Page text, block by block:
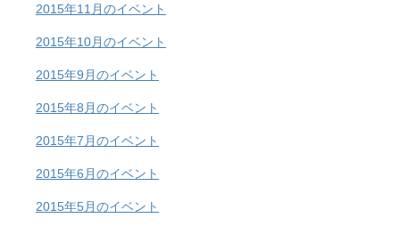
2015年11月のイベント
2015年10月のイベント
2015年9月のイベント
2015年8月のイベント
2015年7月のイベント
2015年6月のイベント
2015年5月のイベント